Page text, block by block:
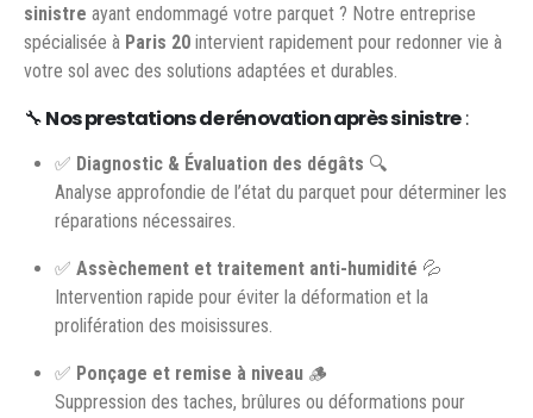
sinistre ayant endommagé votre parquet ? Notre entreprise
spécialisée à Paris 20 intervient rapidement pour redonner vie à
votre sol avec des solutions adaptées et durables.
🔧Nos prestations de rénovation après sinistre:
✅ Diagnostic & Évaluation des dégâts 🔍
Analyse approfondie de l’état du parquet pour déterminer les
réparations nécessaires.
✅ Assèchement et traitement anti-humidité 💦
Intervention rapide pour éviter la déformation et la
prolifération des moisissures.
✅ Ponçage et remise à niveau 🪵
Suppression des taches, brûlures ou déformations pour